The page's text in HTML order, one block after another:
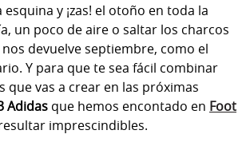
y ¡zas! el otoño en toda la
un poco de aire o saltar los charcos
devuelve septiembre, como el
Y para que te sea fácil combinar
que vas a crear en las próximas
Adidas que hemos encontado en Foot
imprescindibles.